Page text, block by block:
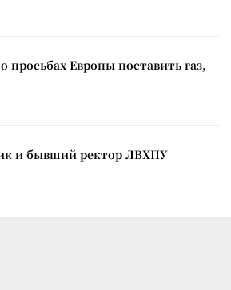
просьбах Европы поставить газ,
и бывший ректор ЛВХПУ